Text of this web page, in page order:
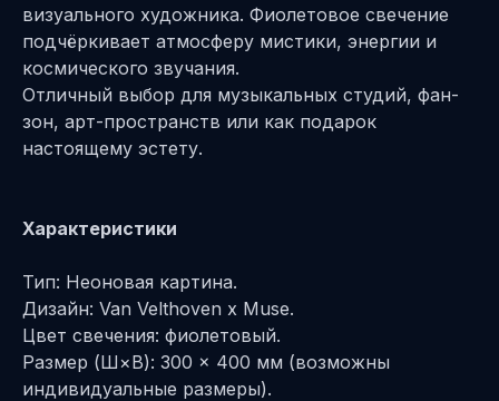
визуального художника. Фиолетовое свечение
подчёркивает атмосферу мистики, энергии и
космического звучания.
Отличный выбор для музыкальных студий, фан-
зон, арт-пространств или как подарок
настоящему эстету.
Характеристики
Тип: Неоновая картина.
Дизайн: Van Velthoven x Muse.
Цвет свечения: фиолетовый.
Размер (Ш×В): 300 × 400 мм (возможны
индивидуальные размеры).